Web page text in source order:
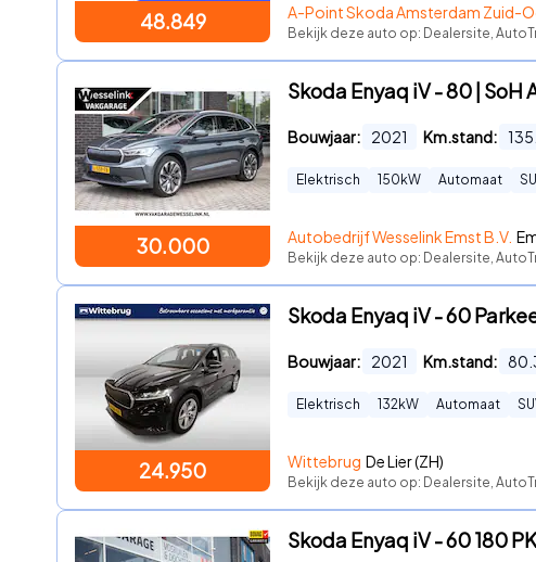
48.849 A-Point Skoda Amsterdam Zuid-
Bekijk deze auto op: Dealersite,
30.000
Skoda Enyaq iV - 80 | SoH
Bouwjaar: 2021 Km.stand:
Elektrisch 150 kW Automaat
Autobedrijf Wesselink Emst B.V.
Bekijk deze auto op: Dealersite,
24.950
Skoda Enyaq iV - 60
Bouwjaar: 2021 Km.stand:
Elektrisch 132kW Automaat
Wittebrug De Lier (ZH)
Bekijk deze auto op: Dealersite,
Skoda Enyaq iV - 60 180